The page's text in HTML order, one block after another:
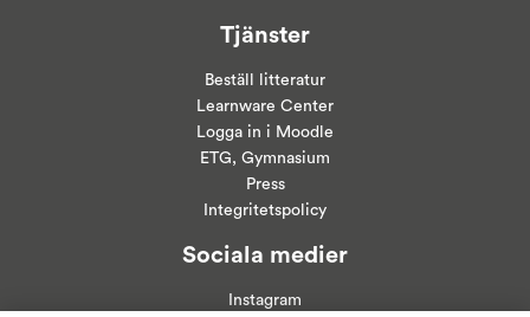
Tjänster
Beställ litteratur
Learnware Center
Logga in i Moodle
ETG, Gymnasium
Press
Integritetspolicy
Sociala medier
Instagram